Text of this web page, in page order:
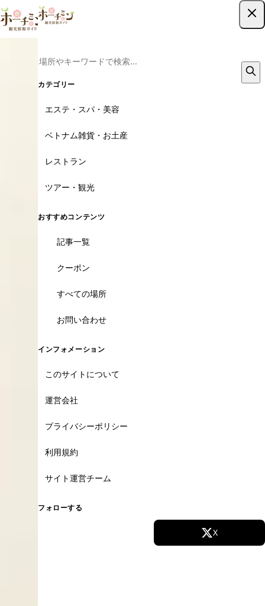
カテゴリー
エステ・スパ・美容
ベトナム雑貨・お土産
レストラン
ツアー・観光
おすすめコンテンツ
記事一覧
クーポン
すべての場所
お問い合わせ
インフォメーション
このサイトについて
運営会社
プライバシーポリシー
利用規約
サイト運営チーム
フォローする
X